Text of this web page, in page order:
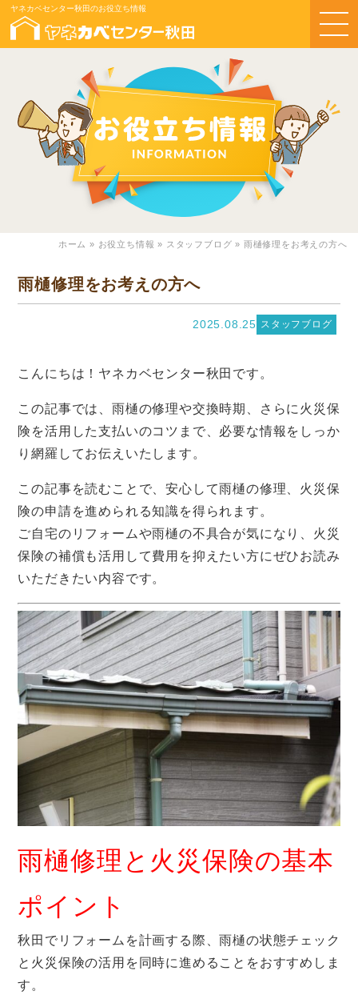
ヤネカベセンター秋田のお役立ち情報
ホーム » お役立ち情報 » スタッフブログ » 雨樋修理をお考えの方へ
雨樋修理をお考えの方へ
2025.08.25 スタッフブログ
こんにちは！ヤネカベセンター秋田です。
この記事では、雨樋の修理や交換時期、さらに火災保
険を活用した支払いのコツまで、必要な情報をしっか
り網羅してお伝えいたします。
この記事を読むことで、安心して雨樋の修理、火災保
険の申請を進められる知識を得られます。
ご自宅のリフォームや雨樋の不具合が気になり、火災
保険の補償も活用して費用を抑えたい方にぜひお読み
いただきたい内容です。
雨樋修理と火災保険の基本
ポイント
秋田でリフォームを計画する際、雨樋の状態チェック
と火災保険の活用を同時に進めることをおすすめしま
す。